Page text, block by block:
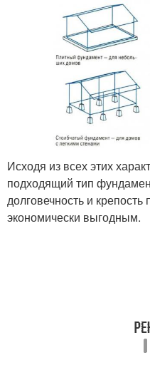
Исходя из всех этих
подходящий тип
долговечность и
экономически выгодным.